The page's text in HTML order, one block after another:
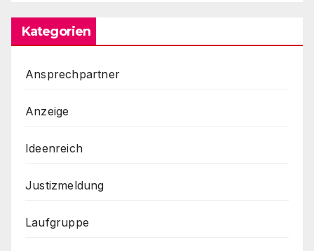
Kategorien
Ansprechpartner
Anzeige
Ideenreich
Justizmeldung
Laufgruppe